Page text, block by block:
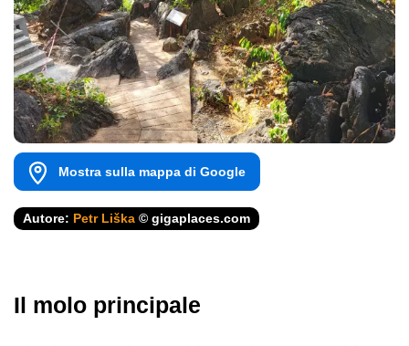
Mostra sulla mappa di Google
Autore: Petr Liška © gigaplaces.com
Il molo principale